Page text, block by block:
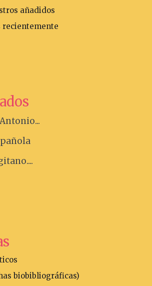
añadidos
recientemente
biobibliográficas)